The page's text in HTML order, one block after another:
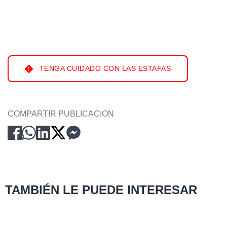
TENGA CUIDADO CON LAS ESTAFAS
COMPARTIR PUBLICACION
TAMBIÉN LE PUEDE INTERESAR